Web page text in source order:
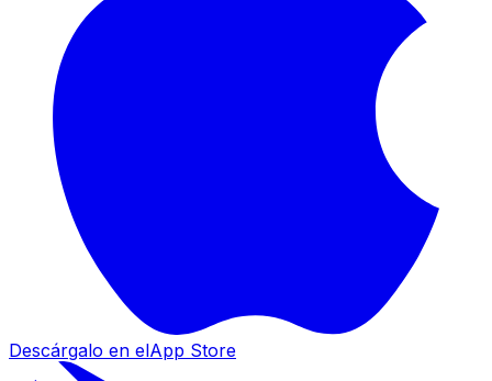
Descárgalo en elApp Store